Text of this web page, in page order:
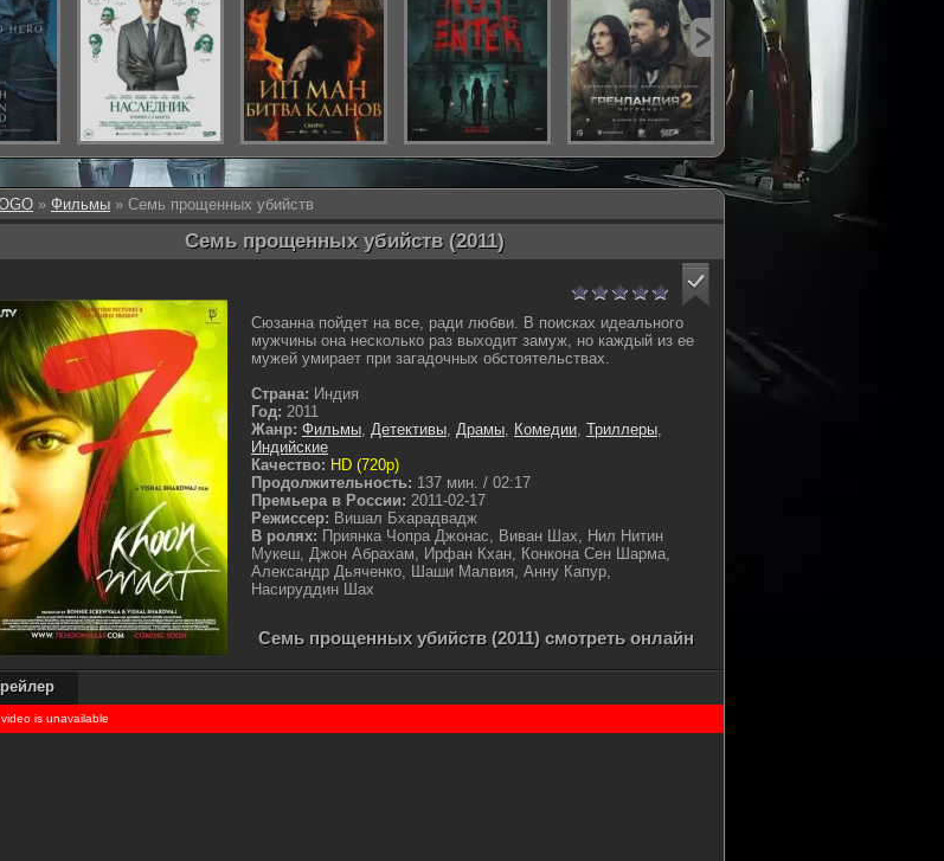
» Фильмы » Семь прощенных убийств
Семь прощенных убийств (2011)
Сюзанна пойдет на все, ради любви. В поисках идеального
мужчины она несколько раз выходит замуж, но каждый из ее
мужей умирает при загадочных обстоятельствах.
Страна: Индия
Год: 2011
Жанр: Фильмы, Детективы, Драмы, Комедии, Триллеры,
Индийские
Качество: HD (720p)
Продолжительность: 137 мин. / 02:17
Премьера в России: 2011-02-17
Режиссер: Вишал Бхарадвадж
В ролях: Приянка Чопра Джонас, Виван Шах, Нил Нитин
Мукеш, Джон Абрахам, Ирфан Кхан, Конкона Сен Шарма,
Александр Дьяченко, Шаши Малвия, Анну Капур,
Насируддин Шах
Семь прощенных убийств (2011) смотреть онлайн